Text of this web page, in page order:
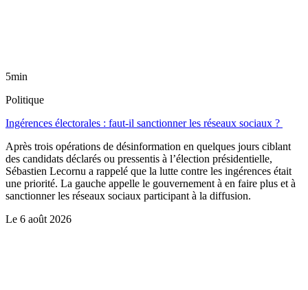
5min
Politique
Ingérences électorales : faut-il sanctionner les réseaux sociaux ?
Après trois opérations de désinformation en quelques jours ciblant
des candidats déclarés ou pressentis à l’élection présidentielle,
Sébastien Lecornu a rappelé que la lutte contre les ingérences était
une priorité. La gauche appelle le gouvernement à en faire plus et à
sanctionner les réseaux sociaux participant à la diffusion.
Le 6 août 2026